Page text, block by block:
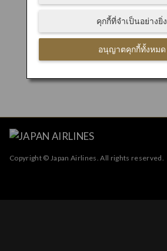
Copyright © Japan Airlines. All rights reserved.
อนุญาตคุกกี้ทั้งหมด
คุกกี้ที่จำเป็นอย่างยิ่ง